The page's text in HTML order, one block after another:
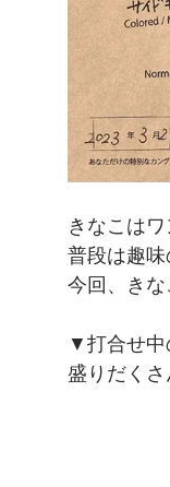
きなこは
普段は趣味
今回、きな
▼打合せ中
盛りだくさ